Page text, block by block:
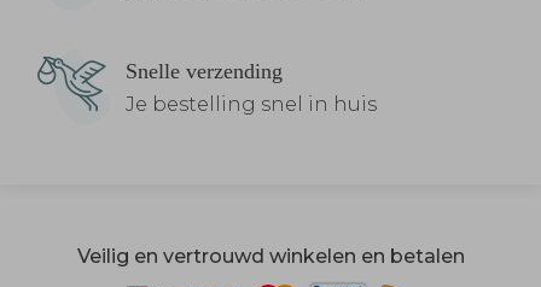
Snelle verzending
Je bestelling snel in huis
Veilig en vertrouwd winkelen en betalen